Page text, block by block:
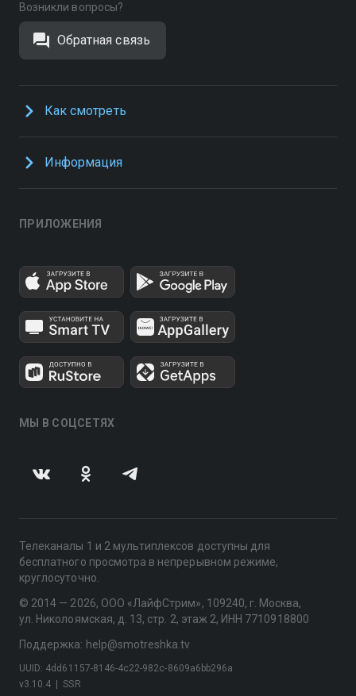
Возникли вопросы?
Обратная связь
Как смотреть
Информация
ПРИЛОЖЕНИЯ
МЫ В СОЦСЕТЯХ
Телеканалы 1 и 2 мультиплексов доступны для
бесплатного просмотра в непрерывном режиме,
круглосуточно.
© 2014 — 2026, ООО «ЛайфСтрим», 109240, г. Москва,
ул. Николоямская, д. 13, стр. 2, этаж 2, ИНН 7710918800
Поддержка: help@smotreshka.tv
v3.10.4 SSR
UUID: 4dd61157-8146-4c22-982c-8609a6bb296a